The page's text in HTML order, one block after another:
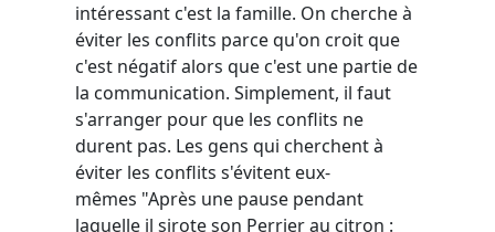
intéressant c'est la famille. On cherche à
éviter les conflits parce qu'on croit que
c'est négatif alors que c'est une partie de
la communication. Simplement, il faut
s'arranger pour que les conflits ne
durent pas. Les gens qui cherchent à
éviter les conflits s'évitent eux-
mêmes "Après une pause pendant
laquelle il sirote son Perrier au citron :